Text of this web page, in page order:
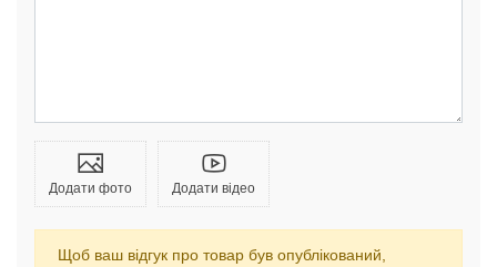
Додати фото Додати відео
Щоб ваш відгук про товар був опублікований,